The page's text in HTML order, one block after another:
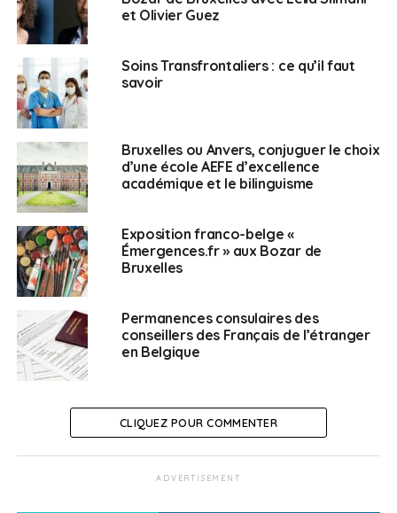
♦ Ensemble : Pieyre-Alexandre Anglade (La République
en marche) (10 391) 36.29%
♦ Les Républicains : Geneviève Machicote (1 573) 5.49%
♦ Divers Centre : Marie-Josée Mabasi 1 340
♦ Reconquête! : Anne-Catherine Girard 1 291
♦ Divers : Cédric Deverchere 993
♦ Rassemblement National : Emmanuelle Cuignet 976
♦ Parti Pirate : Gaëlle Cronel 439
♦ Parti Animaliste : Valentin Thévenot 417
>Informations pratiques
Résultats de la 4ème circonscription:
et Olivier Guez
Soins Transfrontaliers : ce qu’il faut
savoir
Bruxelles ou Anvers, conjuguer le choix
d’une école AEFE d’excellence
académique et le bilinguisme
Exposition franco-belge «
Émergences.fr » aux Bozar de
Bruxelles
Permanences consulaires des
conseillers des Français de l’étranger
en Belgique
CLIQUEZ POUR COMMENTER
ADVERTISEMENT